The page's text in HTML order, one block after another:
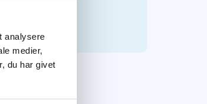
analysere
medier,
du har givet